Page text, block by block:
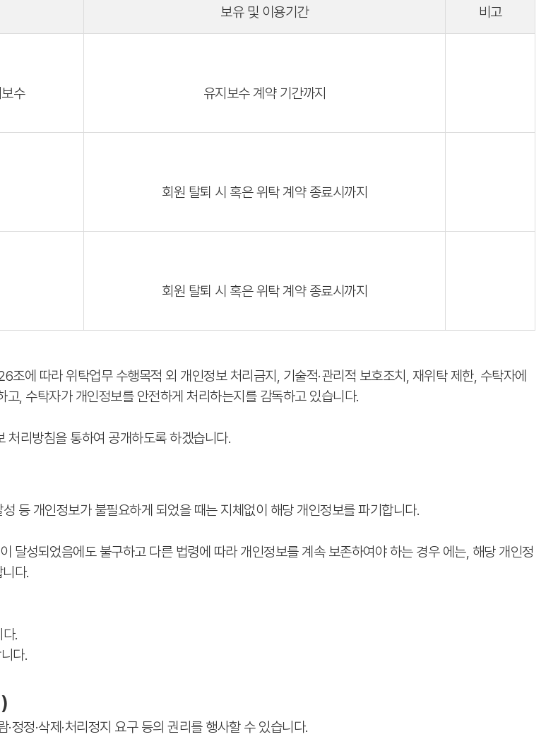
보유 및 이용기간 비고
수 유지보수 계약 기간까지
회원 탈퇴 시 혹은 위탁 계약 종료시까지
회원 탈퇴 시 혹은 위탁 계약 종료시까지
조에 따라 위탁업무 수행목적 외 개인정보 처리금지, 기술적·관리적 보호조치, 재위탁 제한, 수탁자에
, 수탁자가 개인정보를 안전하게 처리하는지를 감독하고 있습니다.
리방침을 통하여 공개하도록 하겠습니다.
등 개인정보가 불필요하게 되었을 때는 지체없이 해당 개인정보를 파기합니다.
달성되었음에도 불구하고 다른 법령에 따라 개인정보를 계속 보존하여야 하는 경우 에는, 해당 개인정
다.
.
다.
정·삭제·처리정지 요구 등의 권리를 행사할 수 있습니다.